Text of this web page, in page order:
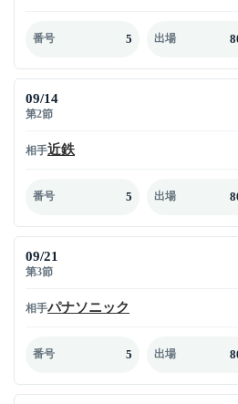
番号 5 出場
09/14
第2節
相手近鉄
番号 5 出場
09/21
第3節
相手パナソニック
番号 5 出場